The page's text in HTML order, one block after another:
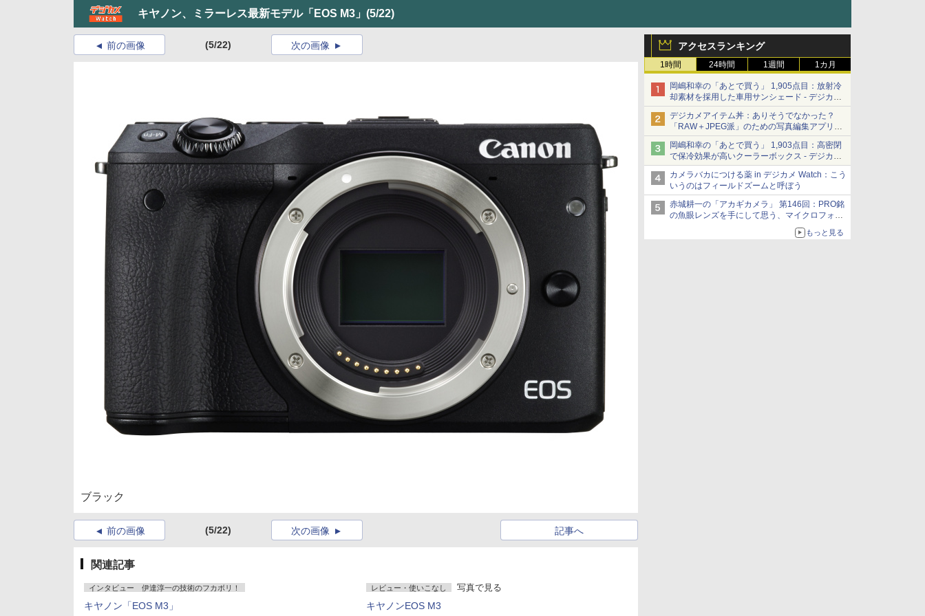
キヤノン、ミラーレス最新モデル「EOS M3」 (5/22)
アクセスランキング
1時間 24時間 1週間 1カ月
岡嶋和幸の「あとで買う」 1,905点目：放射冷
却素材を採用した車用サンシェード - デジカメ
Watch
デジカメアイテム丼：ありそうでなかった？
「RAW＋JPEG派」のための写真編集アプリ
カメラデフォルトのJPEGを大切にする
「Filmator」
岡嶋和幸の「あとで買う」 1,903点目：高密閉
で保冷効果が高いクーラーボックス - デジカメ
Watch
カメラバカにつける薬 in デジカメ Watch：こう
いうのはフィールドズームと呼ぼう
赤城耕一の「アカギカメラ」 第146回：PRO銘
の魚眼レンズを手にして思う、マイクロフォー
もっと見る
前の画像 (5/22) 次の画像
ブラック
前の画像 (5/22) 記事へ
次の画像
関連記事
インタビュー 伊達淳一の技術のフカボリ！
キヤノン「EOS M3」
レビュー・使いこなし 写真で見る
キヤノンEOS M3